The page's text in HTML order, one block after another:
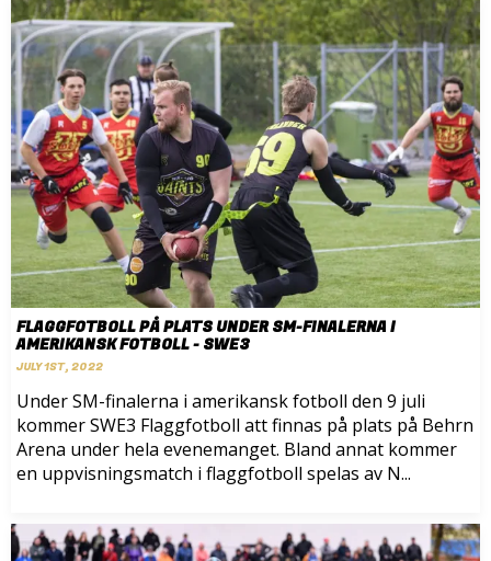
FLAGGFOTBOLL PÅ PLATS UNDER SM-FINALERNA I
AMERIKANSK FOTBOLL - SWE3
JULY 1ST, 2022
Under SM-finalerna i amerikansk fotboll den 9 juli
kommer SWE3 Flaggfotboll att finnas på plats på Behrn
Arena under hela evenemanget. Bland annat kommer
en uppvisningsmatch i flaggfotboll spelas av N...